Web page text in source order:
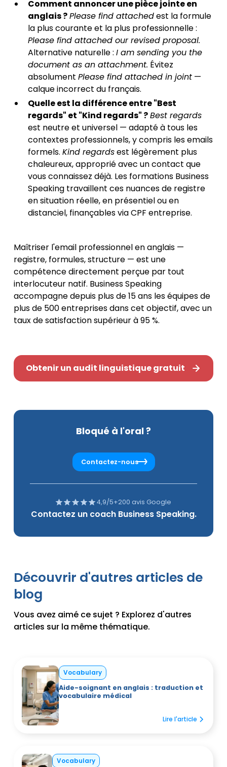
Comment annoncer une pièce jointe en
anglais ?Please find attachedest la formule
la plus courante et la plus professionnelle :
Please find attached our revised proposal.
Alternative naturelle : I am sending you the
document as an attachment. Évitez
absolument Please find attached in joint—
calque incorrect du français.
Quelle est la différence entre "Best
regards" et "Kind regards" ?Best regards
est neutre et universel — adapté à tous les
contextes professionnels, y compris les emails
formels. Kind regardsest légèrement plus
chaleureux, approprié avec un contact que
vous connaissez déjà. Les formations Business
Speaking travaillent ces nuances de registre
en situation réelle, en présentiel ou en
distanciel, finançables via CPF entreprise.
Maîtriser l'email professionnel en anglais —
registre, formules, structure — est une
compétence directement perçue par tout
interlocuteur natif. Business Speaking
accompagne depuis plus de 15 ans les équipes de
plus de 500 entreprises dans cet objectif, avec un
taux de satisfaction supérieur à 95 %.
Obtenir un audit linguistique gratuit
Bloqué à l'oral ?
Contactez-nous
4,9/5+200 avis Google
Contactez un coach Business Speaking.
Découvrir d'autres articles de
blog
Vous avez aimé ce sujet ? Explorez d'autres
articles sur la même thématique.
Vocabulary
Aide-soignant en anglais : traduction et
vocabulaire médical
Lire l'article
Vocabulary